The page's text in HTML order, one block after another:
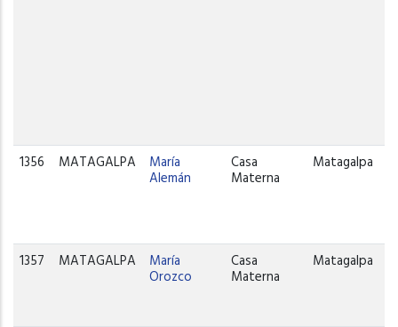
1356 MATAGALPA María
Alemán
Casa
Materna
Matagalpa
1357 MATAGALPA María
Orozco
Casa
Materna
Matagalpa